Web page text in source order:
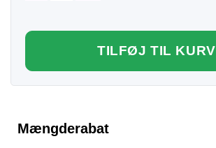
TILFØJ TIL KURV
Mængderabat